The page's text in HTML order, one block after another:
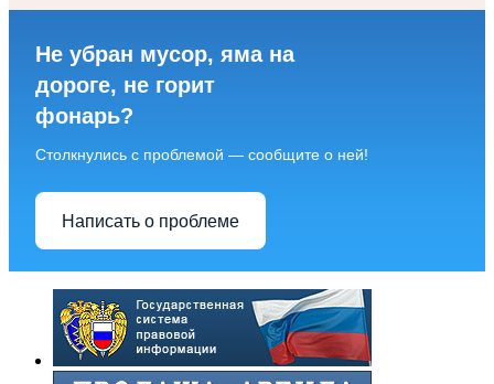
Не убран мусор, яма на
дороге, не горит
фонарь?
Столкнулись с проблемой — сообщите о ней!
Написать о проблеме